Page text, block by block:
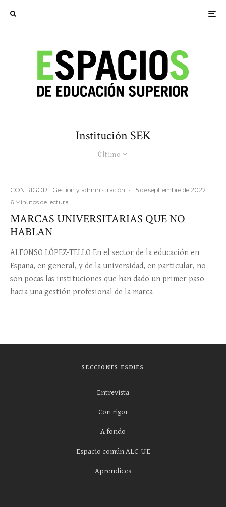
Institución SEK
Último
CON RIGOR Gestión y administración · 15 de septiembre de 2022 ·
6 Minutos de lectura
MARCAS UNIVERSITARIAS QUE NO
HABLAN
ALFONSO LÓPEZ-TELLO En el sector de la educación en
España, en general, y de la universidad, en particular, no
son pocas las instituciones que han dado un primer paso
hacia una gestión profesional de la marca
SECCIONES ESDIES
Entrevista
Con rigor
A fondo
Espacio común ALC-UE
Aprendices